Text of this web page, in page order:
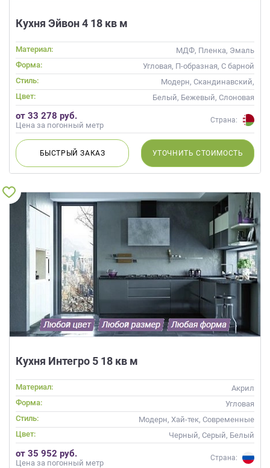
Кухня Эйвон 4 18 кв м
Материал:
МДФ, Пленка, Эмаль
Форма:
Угловая, П-образная, С барной
стойкой
Стиль:
Модерн, Скандинавский,
Неоклассика, Современные
Цвет:
Белый, Бежевый, Слоновая
кость, Кремовый
от 33 278 руб.
Цена за погонный метр
Страна:
БЫСТРЫЙЗАКАЗ УТОЧНИТЬ СТОИМОСТЬ
Кухня Интегро 5 18 кв м
Материал:
Акрил
Форма:
Угловая
Стиль:
Модерн, Хай-тек, Современные
Цвет:
Черный, Серый, Белый
от 35 952 руб.
Цена за погонный метр
Страна: